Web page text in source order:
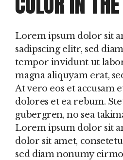
Lorem ipsum dolor sit
sadipscing elitr, sed
tempor invidunt ut
magna aliquyam erat,
At vero eos et accusam
dolores et ea rebum.
gubergren, no sea
Lorem ipsum dolor sit
dolor sit amet,
sed diam nonumy